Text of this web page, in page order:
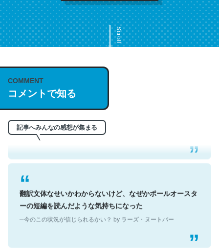
Scroll
COMMENT
コメントで知る
記事へみんなの感想が集まる
これは名文。彼はとてもクレバーなんだろうなと凄く思
う。英語少しでも読める人は原文もお勧め。自分はこの流
れ好き。Let’s Fucking Go. Then Covid hit. Shit.
─今のこの状況が信じられるかい？ by ラーズ・ヌートバー
翻訳文体なせいかわからないけど、なぜかポールオースタ
ーの短編を読んだような気持ちになった